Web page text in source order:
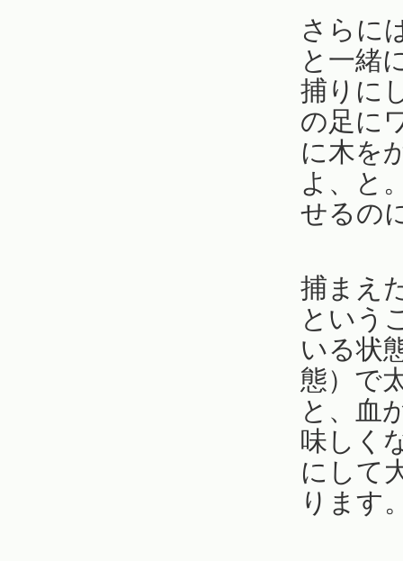
さらに
と一緒
捕りに
の足に
に木を
よ、と
せるの
捕まえ
という
いる状
態）で
と、血
味しく
にして
ります